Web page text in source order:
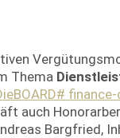
Thema
auch
Bargfried,